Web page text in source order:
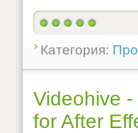
Категория:
Videohive
for After